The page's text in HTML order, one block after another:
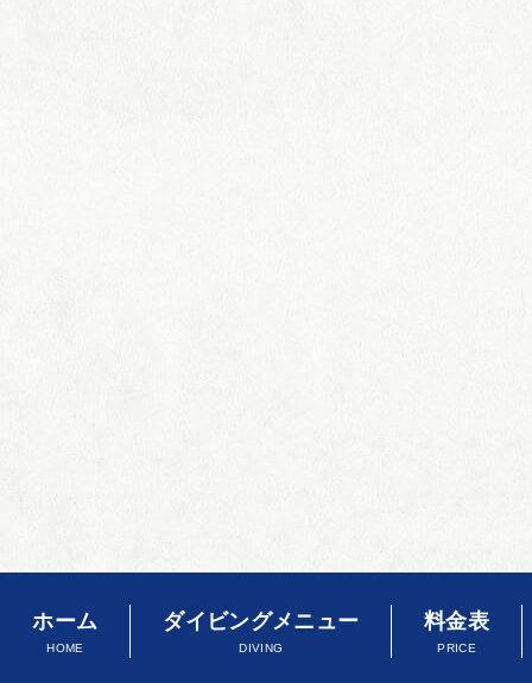
ホーム
HOME
ダイビングメニュー
DIVING
料金表
PRICE